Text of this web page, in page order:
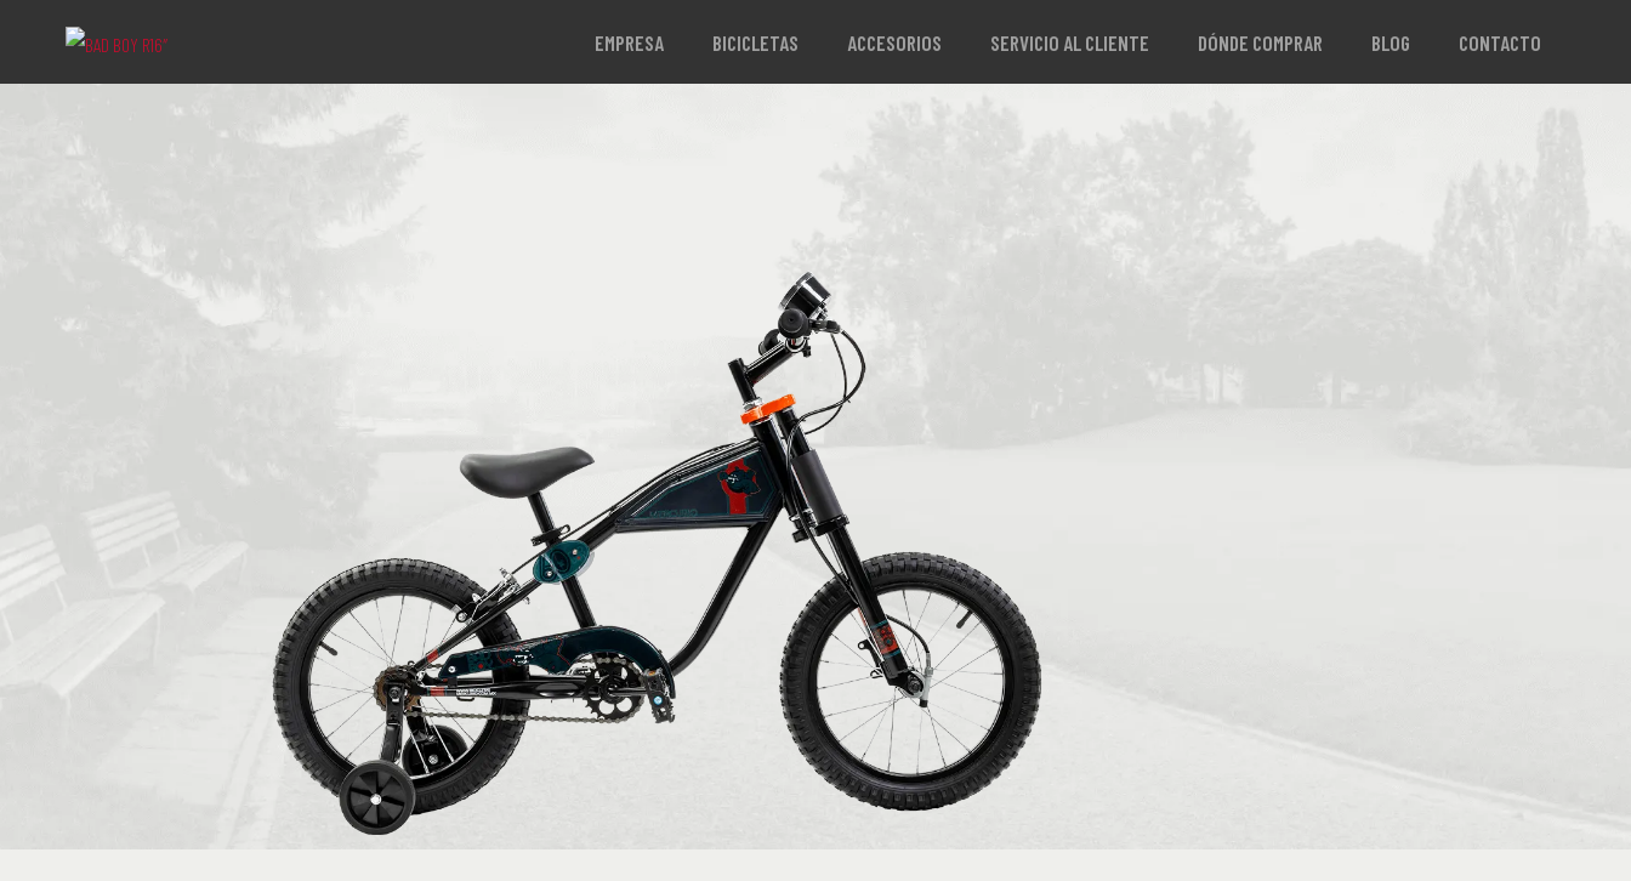
EMPRESA BICICLETAS ACCESORIOS SERVICIO AL CLIENTE DÓNDE COMPRAR BLOG CONTACTO